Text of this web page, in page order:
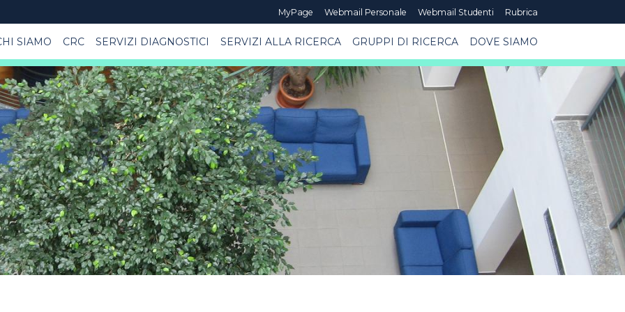
MyPage Webmail Personale Webmail Studenti
Rubrica
SIAMO CRC SERVIZI DIAGNOSTICI SERVIZI ALLA RICERCA GRUPPI DI RICERCA DOVE SIAMO